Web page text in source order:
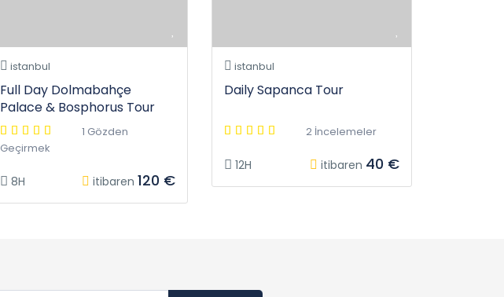
istanbul
Full Day Dolmabahçe
Palace & Bosphorus Tour
1 Gözden
Geçirmek
8H itibaren 120 €
istanbul
Daily Sapanca Tour
2 İncelemeler
12H itibaren 40 €